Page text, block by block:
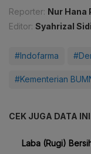
Reporter: Nur Hana
Editor: Syahrizal
#Indofarma
#Kementerian
CEK JUGA DATA INI